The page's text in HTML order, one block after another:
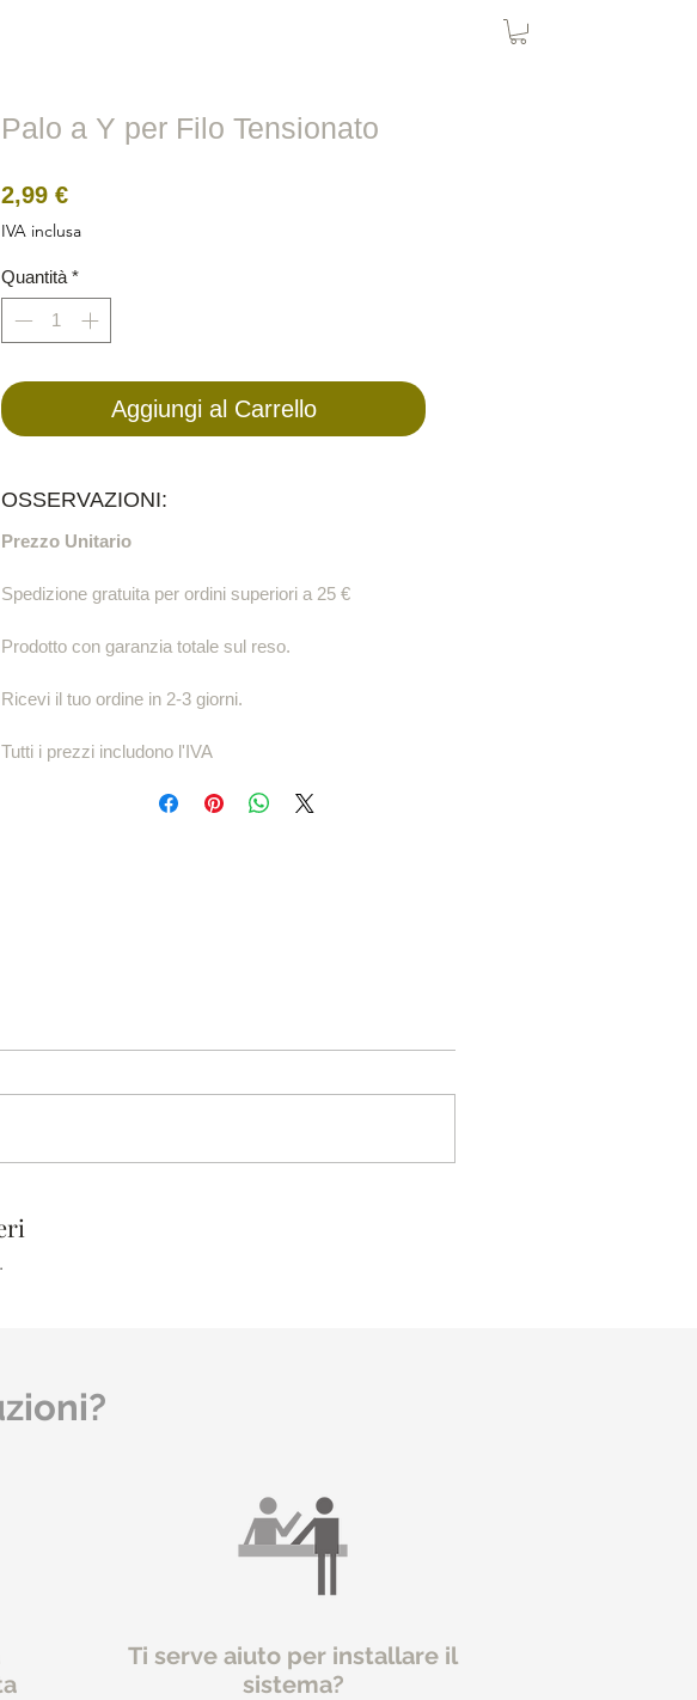
Palo a Y per Filo Tensionato
2,99 €Prezzo
IVA inclusa
Quantità *
Aggiungi al Carrello
OSSERVAZIONI:
Prezzo Unitario
Spedizione gratuita per ordini superiori a 25 €
Prodotto con garanzia totale sul reso.
Ricevi il tuo ordine in 2-3 giorni.
Tutti i prezzi includono l'IVA
Ti serve aiuto per installare il
sistema?